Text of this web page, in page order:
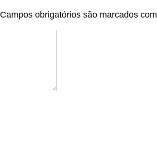
Campos obrigatórios são marcados com